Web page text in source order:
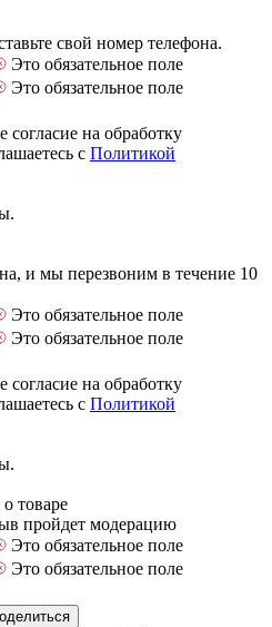
свой номер телефона.
Это обязательное поле
Это обязательное поле
на обработку
с Политикой
и мы перезвоним в течение 10
Это обязательное поле
Это обязательное поле
на обработку
с Политикой
товаре
пройдет модерацию
Это обязательное поле
Это обязательное поле